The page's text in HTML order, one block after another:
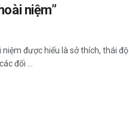
niệm”
niệm được hiểu là sở thích, thái độ
đối ...